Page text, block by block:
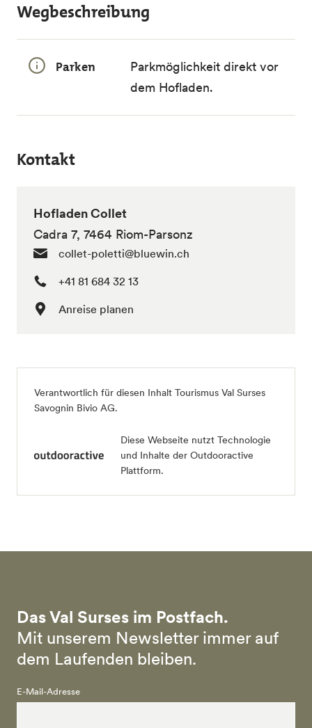
Wegbeschreibung
Parken
Parkmöglichkeit direkt vor
dem Hofladen.
Kontakt
Hofladen Collet
Cadra 7, 7464 Riom-Parsonz
collet-poletti@bluewin.ch
+41 81 684 32 13
Anreise planen
Verantwortlich für diesen Inhalt Tourismus Val Surses
Savognin Bivio AG.
Diese Webseite nutzt Technologie
und Inhalte der Outdooractive
Plattform.
Das Val Surses im Postfach.
Mit unserem Newsletter immer auf
dem Laufenden bleiben.
E-Mail-Adresse